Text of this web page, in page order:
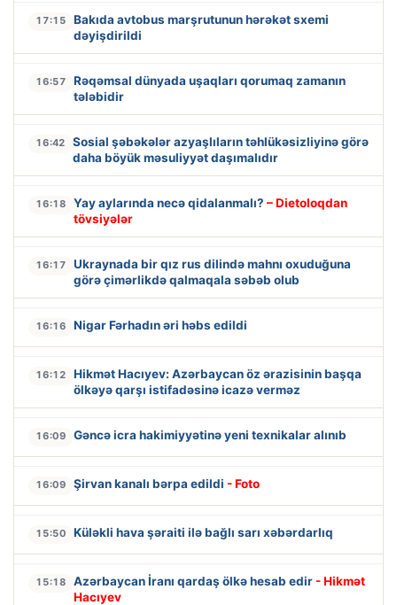
17:15
Bakıda avtobus marşrutunun hərəkət sxemi
dəyişdirildi
16:57
Rəqəmsal dünyada uşaqları qorumaq zamanın
tələbidir
16:42
Sosial şəbəkələr azyaşlıların təhlükəsizliyinə görə
daha böyük məsuliyyət daşımalıdır
16:18 Yay aylarında necə qidalanmalı? – Dietoloqdan
tövsiyələr
16:17
Ukraynada bir qız rus dilində mahnı oxuduğuna
görə çimərlikdə qalmaqala səbəb olub
16:16 Nigar Fərhadın əri həbs edildi
16:12
Hikmət Hacıyev: Azərbaycan öz ərazisinin başqa
ölkəyə qarşı istifadəsinə icazə verməz
16:09 Gəncə icra hakimiyyətinə yeni texnikalar alınıb
16:09 Şirvan kanalı bərpa edildi - Foto
15:50 Küləkli hava şəraiti ilə bağlı sarı xəbərdarlıq
15:18 Azərbaycan İranı qardaş ölkə hesab edir - Hikmət
Hacıyev